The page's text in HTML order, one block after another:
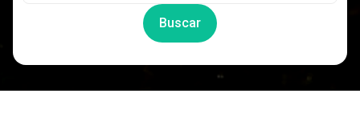
Buscar